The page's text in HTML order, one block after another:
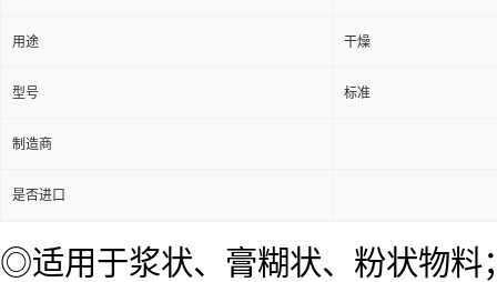
用途 干燥
型号 标准
制造商
是否进口
◎适用于浆状、膏糊状、粉状物料